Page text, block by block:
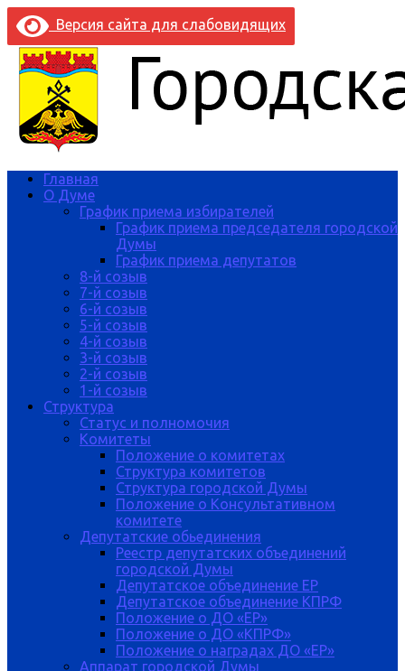
Версия сайта для слабовидящих
Главная
О Думе
График приема избирателей
График приема председателя городской
Думы
График приема депутатов
8-й созыв
7-й созыв
6-й созыв
5-й созыв
4-й созыв
3-й созыв
2-й созыв
1-й созыв
Структура
Статус и полномочия
Комитеты
Положение о комитетах
Структура комитетов
Структура городской Думы
Положение о Консультативном
комитете
Депутатские обьединения
Реестр депутатских объединений
городской Думы
Депутатское объединение ЕР
Депутатское объединение КПРФ
Положение о ДО «ЕР»
Положение о ДО «КПРФ»
Положение о наградах ДО «ЕР»
Аппарат городской Думы